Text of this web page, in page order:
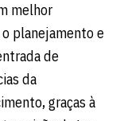
melhor
planejamento e
de
da
graças à